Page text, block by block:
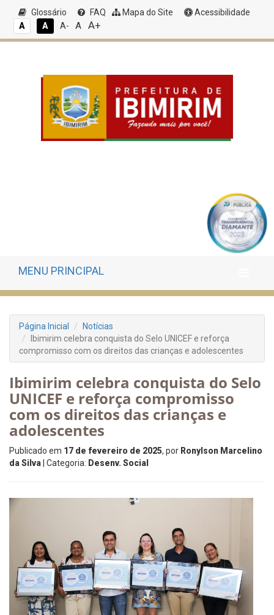
Glossário FAQ Mapa do Site
Acessibilidade
A
A A- A A+
MENU PRINCIPAL
Página Inicial
Notícias
Ibimirim celebra conquista do Selo UNICEF e reforça
compromisso com os direitos das crianças e adolescentes
Ibimirim celebra conquista do Selo
UNICEF e reforça compromisso
com os direitos das crianças e
adolescentes
Publicado em 17 de fevereiro de 2025, por Ronylson Marcelino
da Silva | Categoria: Desenv. Social